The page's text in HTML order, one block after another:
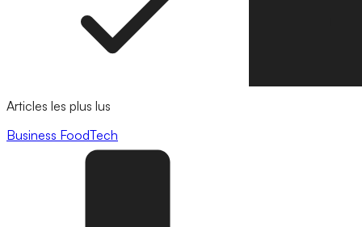
Articles les plus lus
Business FoodTech